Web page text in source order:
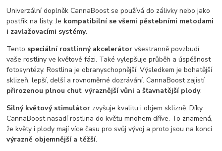
Univerzální doplněk CannaBoost se používá do zálivky nebo jako
postřik na listy. Je kompatibilní se všemi pěstebními metodami
i zavlažovacími systémy.
Tento speciální rostlinný akcelerátor všestranně povzbudí
vaše rostliny ve květové fázi. Také vylepšuje průběh a úspěšnost
fotosyntézy. Rostlina je obranyschopnější. Výsledkem je bohatější
sklizeň, lepší, delší a rovnoměrné dozrávání. CannaBoost zajistí
přirozenou plnou chuť,výraznější vůni ašťavnatější plody.
Silný květový stimulátor zvyšuje kvalitu i objem sklizně. Díky
CannaBoost nasadí rostlina do květu mnohem dříve. To znamená,
že květy i plody mají více času pro svůj vývoj a proto jsou na konci
výrazně objemnější a těžší.